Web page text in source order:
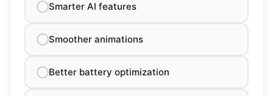
Smarter AI features
Smoother animations
Better battery optimization